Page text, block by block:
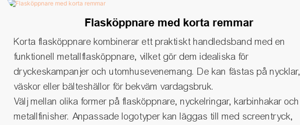
Flasköppnare med korta remmar
Korta flasköppnare kombinerar ett praktiskt handledsband med en
funktionell metallflasköppnare, vilket gör dem idealiska för
dryckeskampanjer och utomhusevenemang. De kan fästas på nycklar,
väskor eller bälteshällor för bekväm vardagsbruk.
Välj mellan olika former på flasköppnare, nyckelringar, karbinhakar och
metallfinisher. Anpassade logotyper kan läggas till med screentryck,